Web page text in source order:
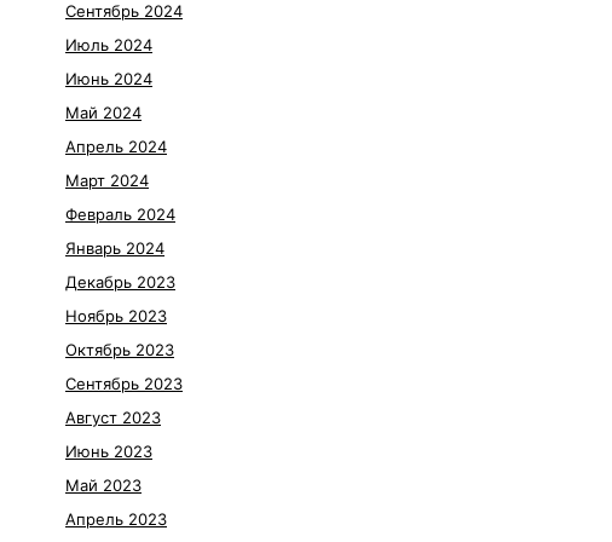
Сентябрь 2024
Июль 2024
Июнь 2024
Май 2024
Апрель 2024
Март 2024
Февраль 2024
Январь 2024
Декабрь 2023
Ноябрь 2023
Октябрь 2023
Сентябрь 2023
Август 2023
Июнь 2023
Май 2023
Апрель 2023